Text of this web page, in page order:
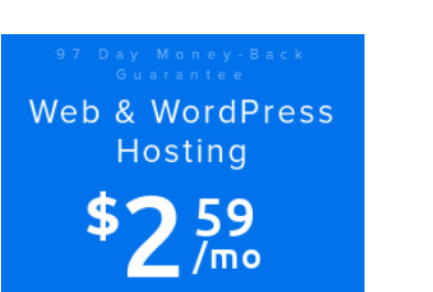
Yuk
Yuk
bersama